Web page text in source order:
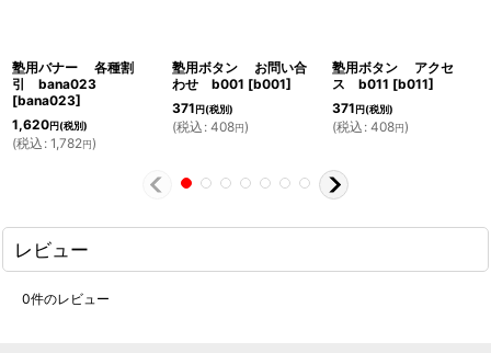
塾用バナー 各種割
引 bana023
[bana023]
1,620円(税別)
(税込 : 1,782円)
塾用ボタン お問い合
わせ b001 [b001]
371円(税別)
(税込 : 408円)
塾用ボタン アクセ
ス b011 [b011]
371円(税別)
(税込 : 408円)
レビュー
0件のレビュー